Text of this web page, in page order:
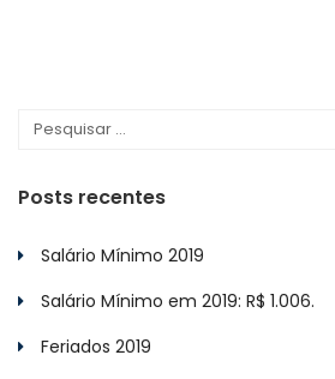
Posts recentes
Salário Mínimo 2019
Salário Mínimo em 2019: R$ 1.006.
Feriados 2019